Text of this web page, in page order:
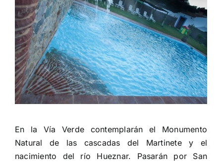
En la Vía Verde contemplarán el Monumento
Natural de las cascadas del Martinete y el
nacimiento del río Hueznar. Pasarán por San